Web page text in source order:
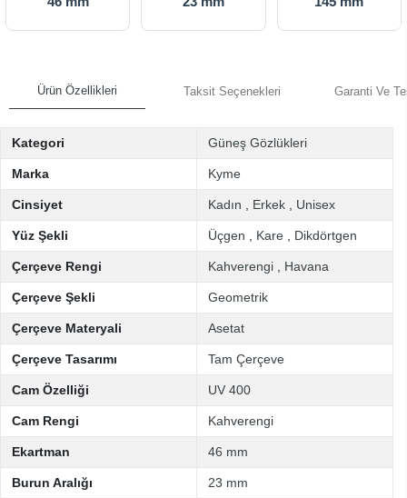
Ürün Özellikleri Taksit Seçenekleri Garanti Ve
Kategori Güneş Gözlükleri
Marka Kyme
Cinsiyet Kadın Erkek Unisex
Yüz Şekli Üçgen Kare Dikdörtgen
Çerçeve Rengi Kahverengi Havana
Çerçeve Şekli Geometrik
Çerçeve Materyali Asetat
Çerçeve Tasarımı Tam Çerçeve
Cam Özelliği UV 400
Cam Rengi Kahverengi
Ekartman 46 mm
Burun Aralığı 23 mm